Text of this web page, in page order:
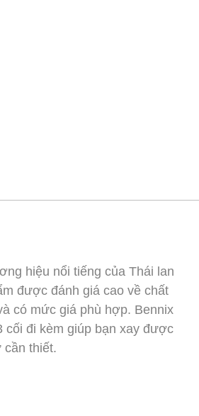
hiệu nổi tiếng của Thái lan
được đánh giá cao về chất
có mức giá phù hợp. Bennix
cối đi kèm giúp bạn xay được
cần thiết.